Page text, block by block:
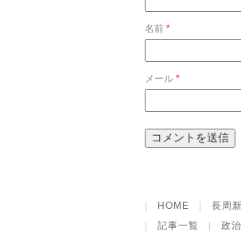
名前 *
メール *
HOME |長周
|記事一覧 |政